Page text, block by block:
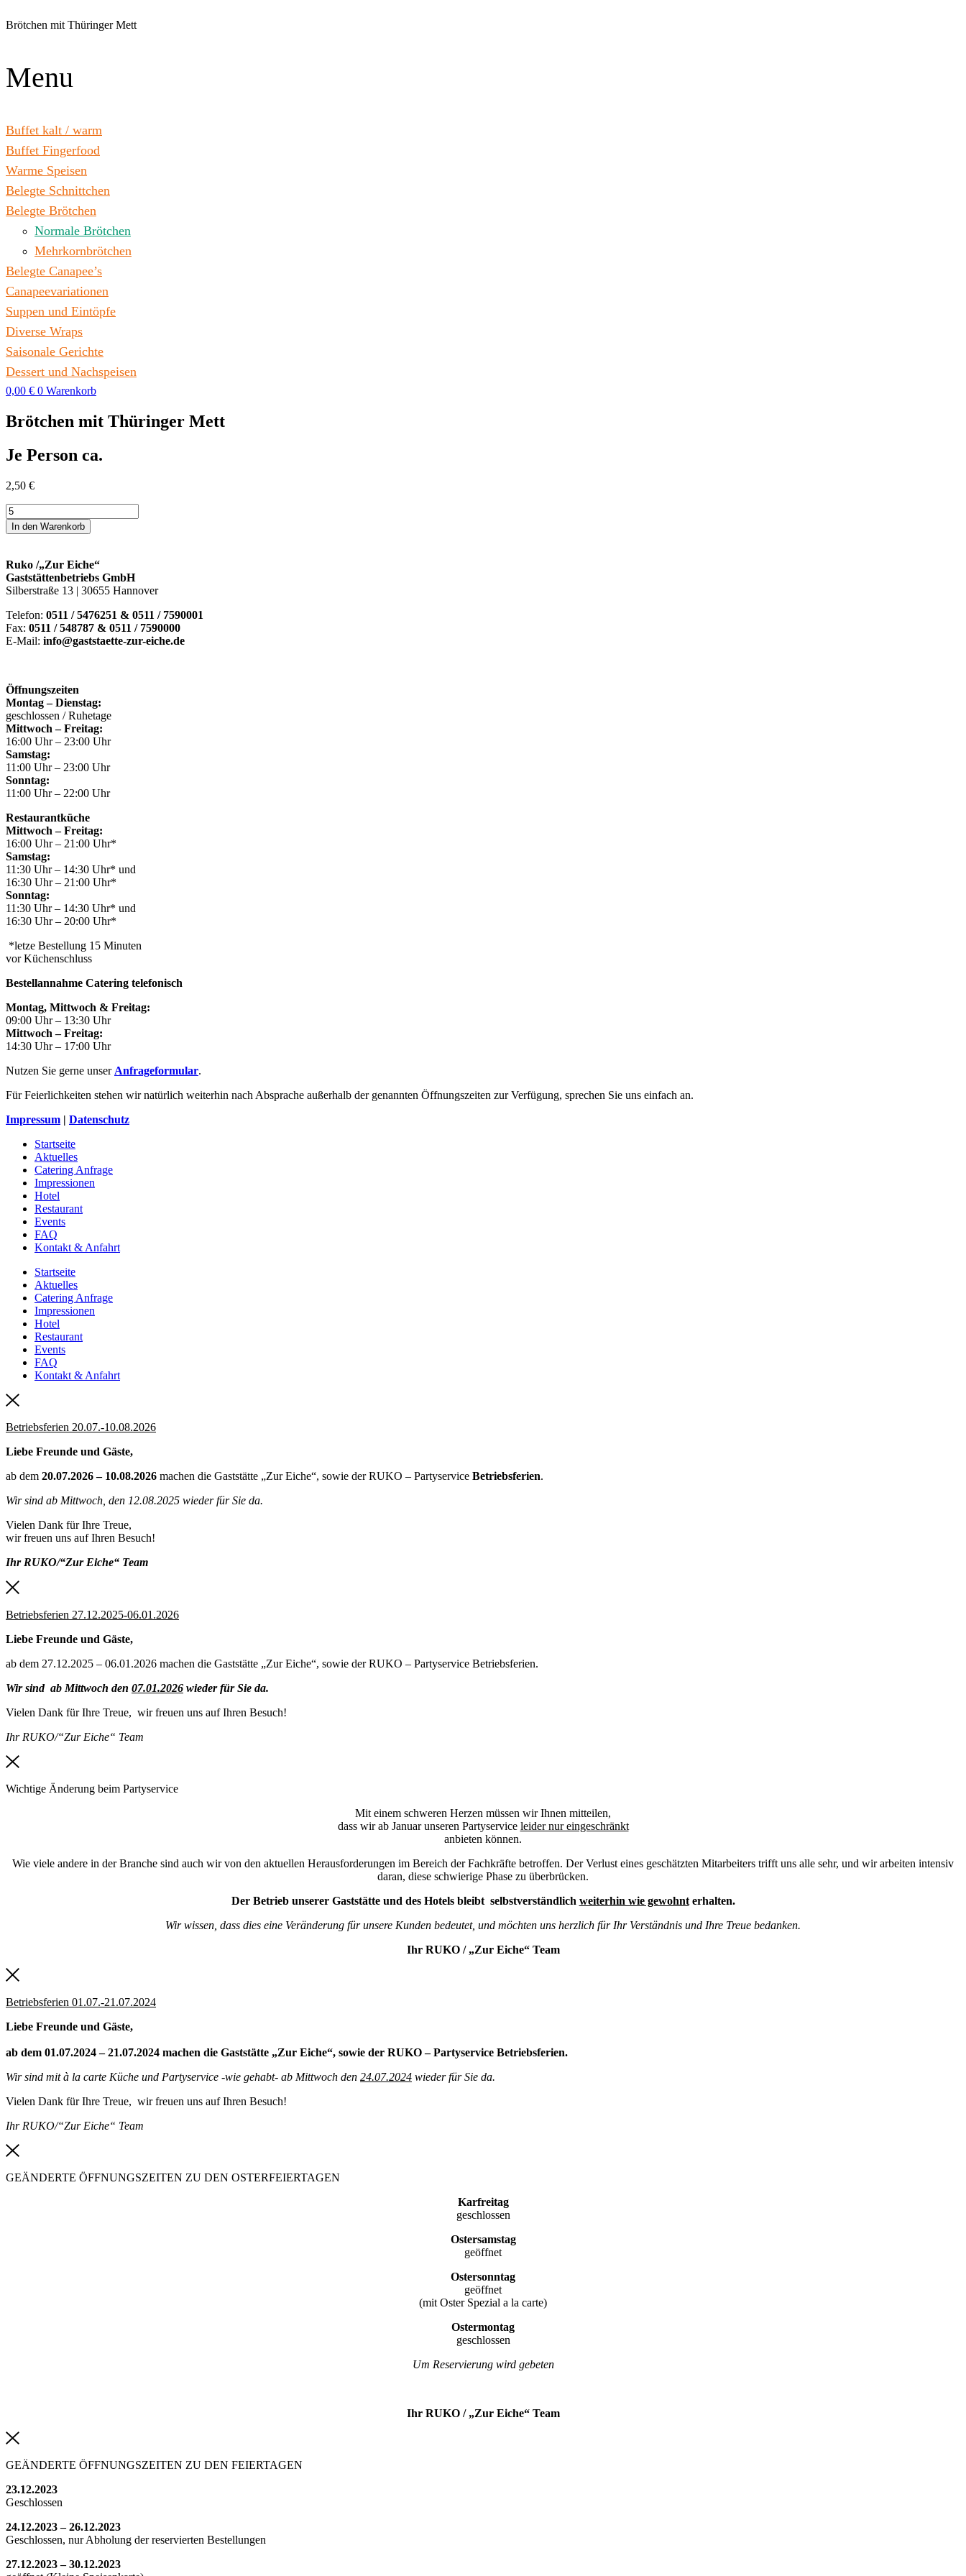
Inhalt
Brötchen mit Thüringer Mett
Menu
Buffet kalt / warm
Buffet Fingerfood
Warme Speisen
Belegte Schnittchen
Belegte Brötchen
Normale Brötchen
Mehrkornbrötchen
Belegte Canapee’s
Canapeevariationen
Suppen und Eintöpfe
Diverse Wraps
Saisonale Gerichte
Dessert und Nachspeisen
0,00 € 0 Warenkorb
Brötchen mit Thüringer Mett
Je Person ca.
2,50 €
Brötchen
mit
Thüringer
Menge
In den Warenkorb
Ruko /„Zur Eiche“
Gaststättenbetriebs GmbH
Silberstraße 13 | 30655 Hannover
Telefon: 0511 / 5476251 & 0511 / 7590001
Fax: 0511 / 548787 & 0511 / 7590000
E-Mail: info@gaststaette-zur-eiche.de
Öffnungszeiten
Montag – Dienstag:
geschlossen / Ruhetage
Mittwoch – Freitag:
16:00 Uhr – 23:00 Uhr
Samstag:
11:00 Uhr – 23:00 Uhr
Sonntag:
11:00 Uhr – 22:00 Uhr
Restaurantküche
Mittwoch – Freitag:
16:00 Uhr – 21:00 Uhr*
Samstag:
11:30 Uhr – 14:30 Uhr* und
16:30 Uhr – 21:00 Uhr*
Sonntag:
11:30 Uhr – 14:30 Uhr* und
16:30 Uhr – 20:00 Uhr*
*letze Bestellung 15 Minuten
vor Küchenschluss
Bestellannahme Catering telefonisch
Montag, Mittwoch & Freitag:
09:00 Uhr – 13:30 Uhr
Mittwoch – Freitag:
14:30 Uhr – 17:00 Uhr
Nutzen Sie gerne unser Anfrageformular.
Für Feierlichkeiten stehen wir natürlich weiterhin nach Absprache außerhalb der genannten Öffnungszeiten zur Verfügung, sprechen Sie uns einfach an.
Impressum | Datenschutz
Startseite
Aktuelles
Catering Anfrage
Impressionen
Hotel
Restaurant
Events
FAQ
Kontakt & Anfahrt
Startseite
Aktuelles
Catering Anfrage
Impressionen
Hotel
Restaurant
Events
FAQ
Kontakt & Anfahrt
Betriebsferien 20.07.-10.08.2026
Liebe Freunde und Gäste,
ab dem 20.07.2026 – 10.08.2026 machen die Gaststätte „Zur Eiche“, sowie der RUKO – Partyservice Betriebsferien.
Wir sind ab Mittwoch, den 12.08.2025 wieder für Sie da.
Vielen Dank für Ihre Treue,
wir freuen uns auf Ihren Besuch!
Ihr RUKO/“Zur Eiche“ Team
Betriebsferien 27.12.2025-06.01.2026
Liebe Freunde und Gäste,
ab dem 27.12.2025 – 06.01.2026 machen die Gaststätte „Zur Eiche“, sowie der RUKO – Partyservice Betriebsferien.
Wir sind ab Mittwoch den 07.01.2026 wieder für Sie da.
Vielen Dank für Ihre Treue, wir freuen uns auf Ihren Besuch!
Ihr RUKO/“Zur Eiche“ Team
Wichtige Änderung beim Partyservice
Mit einem schweren Herzen müssen wir Ihnen mitteilen,
dass wir ab Januar unseren Partyservice leider nur eingeschränkt
anbieten können.
Wie viele andere in der Branche sind auch wir von den aktuellen Herausforderungen im Bereich der Fachkräfte betroffen. Der Verlust eines geschätzten Mitarbeiters trifft uns alle sehr, und wir arbeiten intensiv
daran, diese schwierige Phase zu überbrücken.
Der Betrieb unserer Gaststätte und des Hotels bleibt selbstverständlich weiterhin wie gewohnterhalten.
Wir wissen, dass dies eine Veränderung für unsere Kunden bedeutet, und möchten uns herzlich für Ihr Verständnis und Ihre Treue bedanken.
Ihr RUKO / „Zur Eiche“ Team
Betriebsferien 01.07.-21.07.2024
Liebe Freunde und Gäste,
ab dem 01.07.2024 – 21.07.2024 machen die Gaststätte „Zur Eiche“, sowie der RUKO – Partyservice Betriebsferien.
Wir sind mit à la carte Küche und Partyservice -wie gehabt- ab Mittwoch den 24.07.2024 wieder für Sie da.
Vielen Dank für Ihre Treue, wir freuen uns auf Ihren Besuch!
Ihr RUKO/“Zur Eiche“ Team
GEÄNDERTE ÖFFNUNGSZEITEN ZU DEN OSTERFEIERTAGEN
Karfreitag
geschlossen
Ostersamstag
geöffnet
Ostersonntag
geöffnet
(mit Oster Spezial a la carte)
Ostermontag
geschlossen
Um Reservierung wird gebeten
Ihr RUKO / „Zur Eiche“ Team
GEÄNDERTE ÖFFNUNGSZEITEN ZU DEN FEIERTAGEN
23.12.2023
Geschlossen
24.12.2023 – 26.12.2023
Geschlossen, nur Abholung der reservierten Bestellungen
27.12.2023 – 30.12.2023